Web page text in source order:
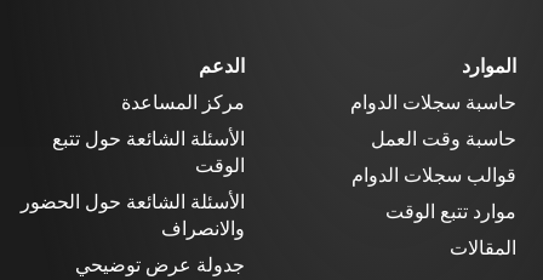
الموارد
حاسبة سجلات الدوام
حاسبة وقت العمل
قوالب سجلات الدوام
موارد تتبع الوقت
المقالات
الدعم
مركز المساعدة
الأسئلة الشائعة حول تتبع
الوقت
الأسئلة الشائعة حول الحضور
والانصراف
جدولة عرض توضيحي